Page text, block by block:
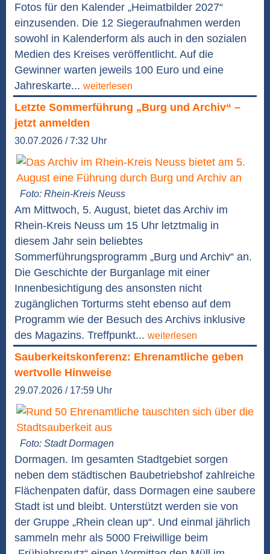
Fotos für den Kalender „Heimatbilder 2027“
einzusenden. Die 12 Siegeraufnahmen werden
sowohl in Kalenderform als auch in den sozialen
Medien des Kreises veröffentlicht. Auf die
Gewinner warten jeweils 100 Euro und eine
Jahreskarte... weiterlesen
Letzte Sommerführung „Burg und Archiv“ –
jetzt anmelden
30.07.2026 / 7:32 Uhr
Foto: Rhein-Kreis Neuss
Am Mittwoch, 5. August, bietet das Archiv im
Rhein-Kreis Neuss um 15 Uhr letztmalig in
diesem Jahr sein beliebtes
Sommerführungsprogramm „Burg und Archiv“ an.
Die Geschichte der Burganlage mit einer
Innenbesichtigung des ansonsten nicht
zugänglichen Torturms steht ebenso auf dem
Programm wie der Besuch des Archivs inklusive
des Magazins. Treffpunkt... weiterlesen
Sauberkeitskonferenz: Ehrenamtliche geben
wertvolle Hinweise
29.07.2026 / 17:59 Uhr
Foto: Stadt Dormagen
Dormagen. Im gesamten Stadtgebiet sorgen
neben dem städtischen Baubetriebshof zahlreiche
Flächenpaten dafür, dass Dormagen eine saubere
Stadt ist und bleibt. Unterstützt werden sie von
der Gruppe „Rhein clean up“. Und einmal jährlich
sammeln mehr als 5000 Freiwillige beim